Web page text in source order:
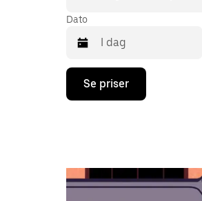
Dato
Trykk
piltast
og
velge
Se priser